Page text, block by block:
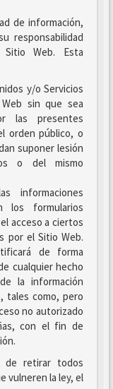
de información,
responsabilidad
Web. Esta
y/o Servicios
sin que sea
las presentes
orden público, o
suponer lesión
o del mismo
informaciones
los formularios
acceso a ciertos
por el Sitio Web.
de forma
cualquier hecho
la información
tales como, pero
no autorizado
con el fin de
de retirar todos
vulneren la ley, el